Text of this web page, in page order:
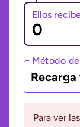
Ellos
Método
Para ver